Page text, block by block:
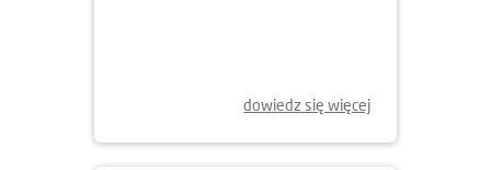
dowiedz się więcej